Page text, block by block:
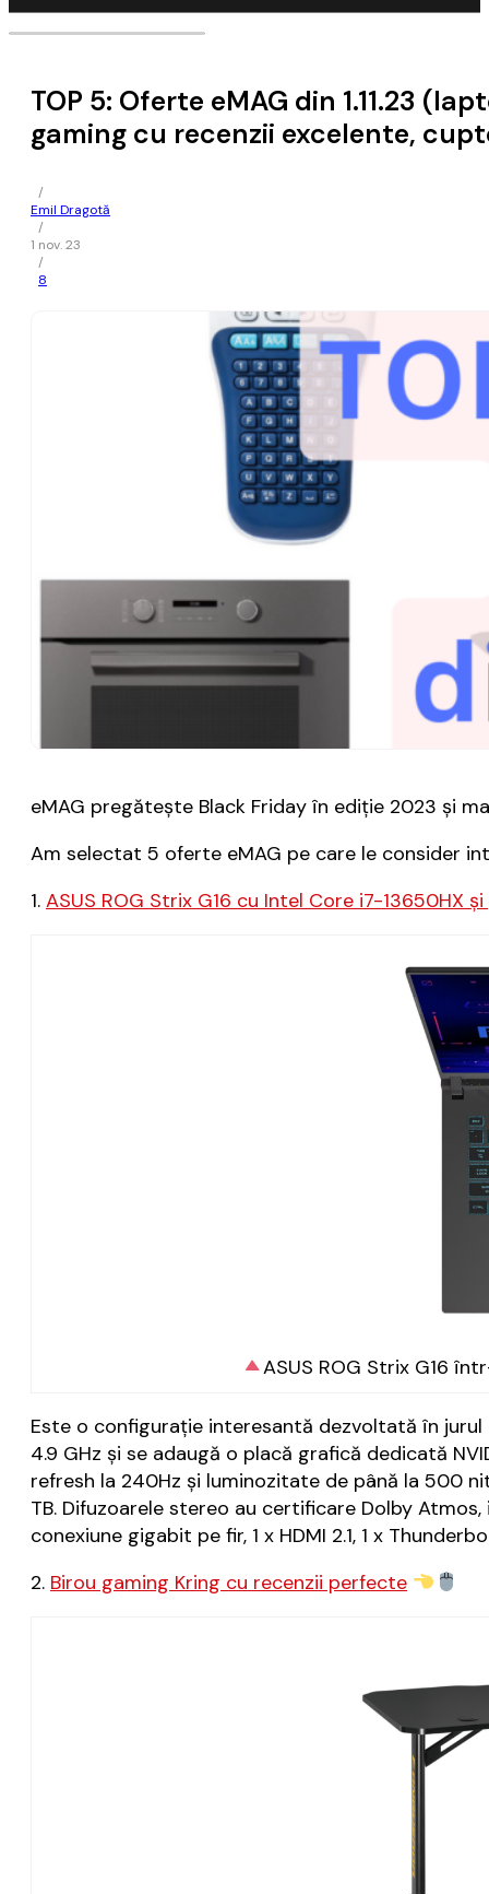
TOP 5: Oferte eMAG din 1.11.23
gaming cu recenzii excelente,
/
Emil Dragotă
/
1 nov. 23
/
8
eMAG pregătește Black Friday în ediție 2023 și
Am selectat 5 oferte eMAG pe care le consider
1. ASUS ROG Strix G16 cu Intel Core i7-13650HX
ASUS ROG Strix G16
Este o configurație interesantă dezvoltată în
4.9 GHz și se adaugă o placă grafică dedicată
refresh la 240Hz și luminozitate de până la 500
TB. Difuzoarele stereo au certificare Dolby
conexiune gigabit pe fir, 1 x HDMI 2.1, 1 x
2. Birou gaming Kring cu recenzii perfecte